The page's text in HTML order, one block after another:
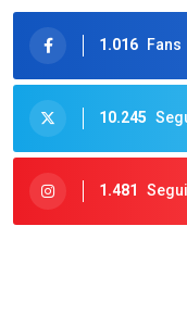
1.016 Fans
10.245
1.481